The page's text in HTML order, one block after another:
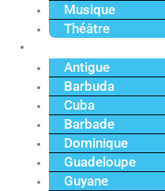
Musique
Théâtre
Antigue
Barbuda
Cuba
Barbade
Dominique
Guadeloupe
Guyane